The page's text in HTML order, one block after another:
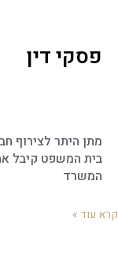
פסקי דין
מתן היתר לצירוף
בית המשפט קיבל
המשרד
קרא עוד »